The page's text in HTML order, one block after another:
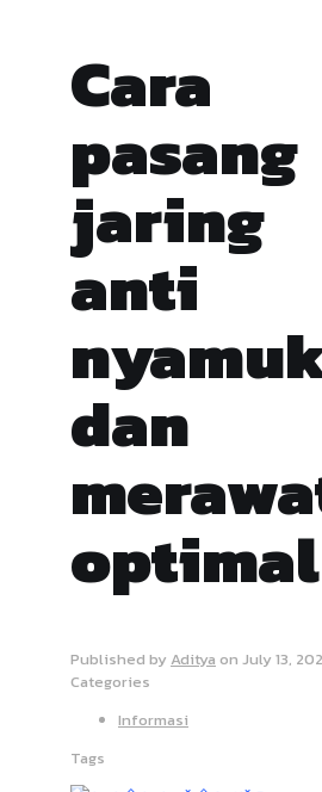
Cara
pasang
jaring
anti
dan
optimal
Published by Aditya on July 13,
Categories
Informasi
Tags